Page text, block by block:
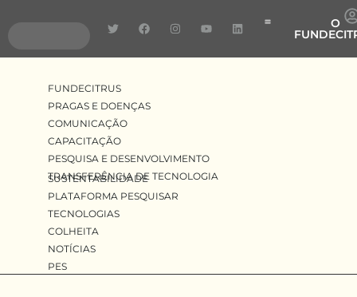
O
SUSTENTABILIDADE
PLATAFORMA PESQUISAR
TECNOLOGIAS
COLHEITA
NOTÍCIAS
PES
FUNDECITRUS
PRAGAS E DOENÇAS
COMUNICAÇÃO
CAPACITAÇÃO
PESQUISA E DESENVOLVIMENTO
TRANSFERÊNCIA DE TECNOLOGIA